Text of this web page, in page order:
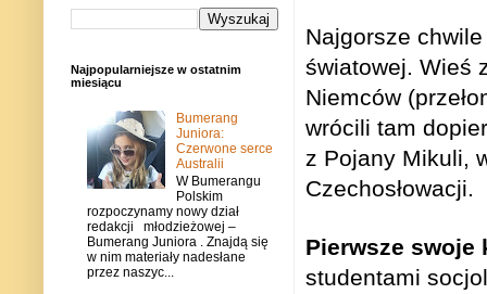
Najgorsze
światowej. Wieś
Niemców
wrócili tam
z Pojany Mikuli,
Pierwsze swoje
studentami
Najpopularniejsze w ostatnim
miesiącu
Bumerang
Juniora:
Czerwone serce
Australii
W Bumerangu
Polskim
rozpoczynamy nowy dział
redakcji młodzieżowej –
Bumerang Juniora . Znajdą się
w nim materiały nadesłane
przez naszyc...